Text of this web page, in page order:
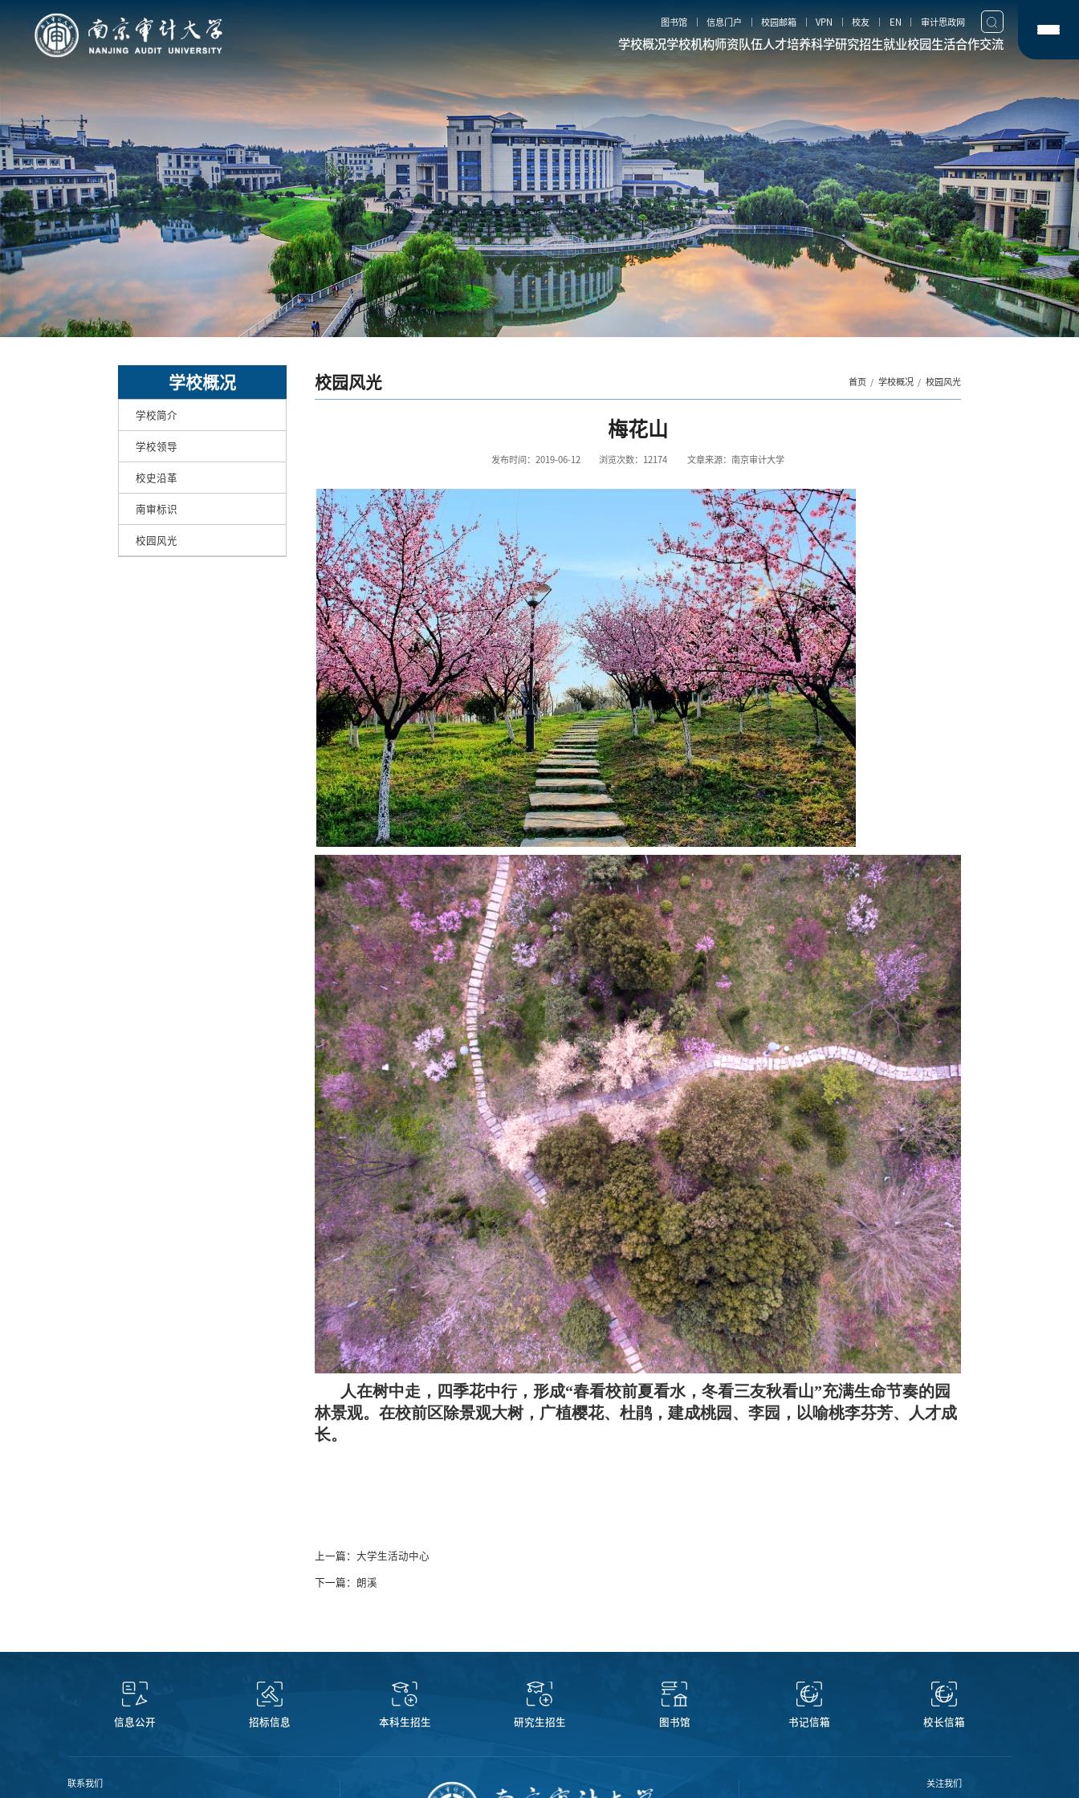
图书馆 信息门户 校园邮箱 VPN 校友 EN 审计思政网
学校概况学校机构师资队伍人才培养科学研究招生就业校园生活合作交流
学校概况
学校简介
学校领导
校史沿革
南审标识
校园风光
校园风光 首页 学校概况 校园风光
梅花山
发布时间：2019-06-12 浏览次数： 12174 文章来源：南京审计大学
人在树中走，四季花中行，形成“春看校前夏看水，冬看三友秋看山”充满生命节奏的园
林景观。在校前区除景观大树，广植樱花、杜鹃，建成桃园、李园，以喻桃李芬芳、人才成
长。
上一篇： 大学生活动中心
下一篇： 朗溪
信息公开 招标信息 本科生招生 研究生招生 图书馆 书记信箱 校长信箱
联系我们 关注我们